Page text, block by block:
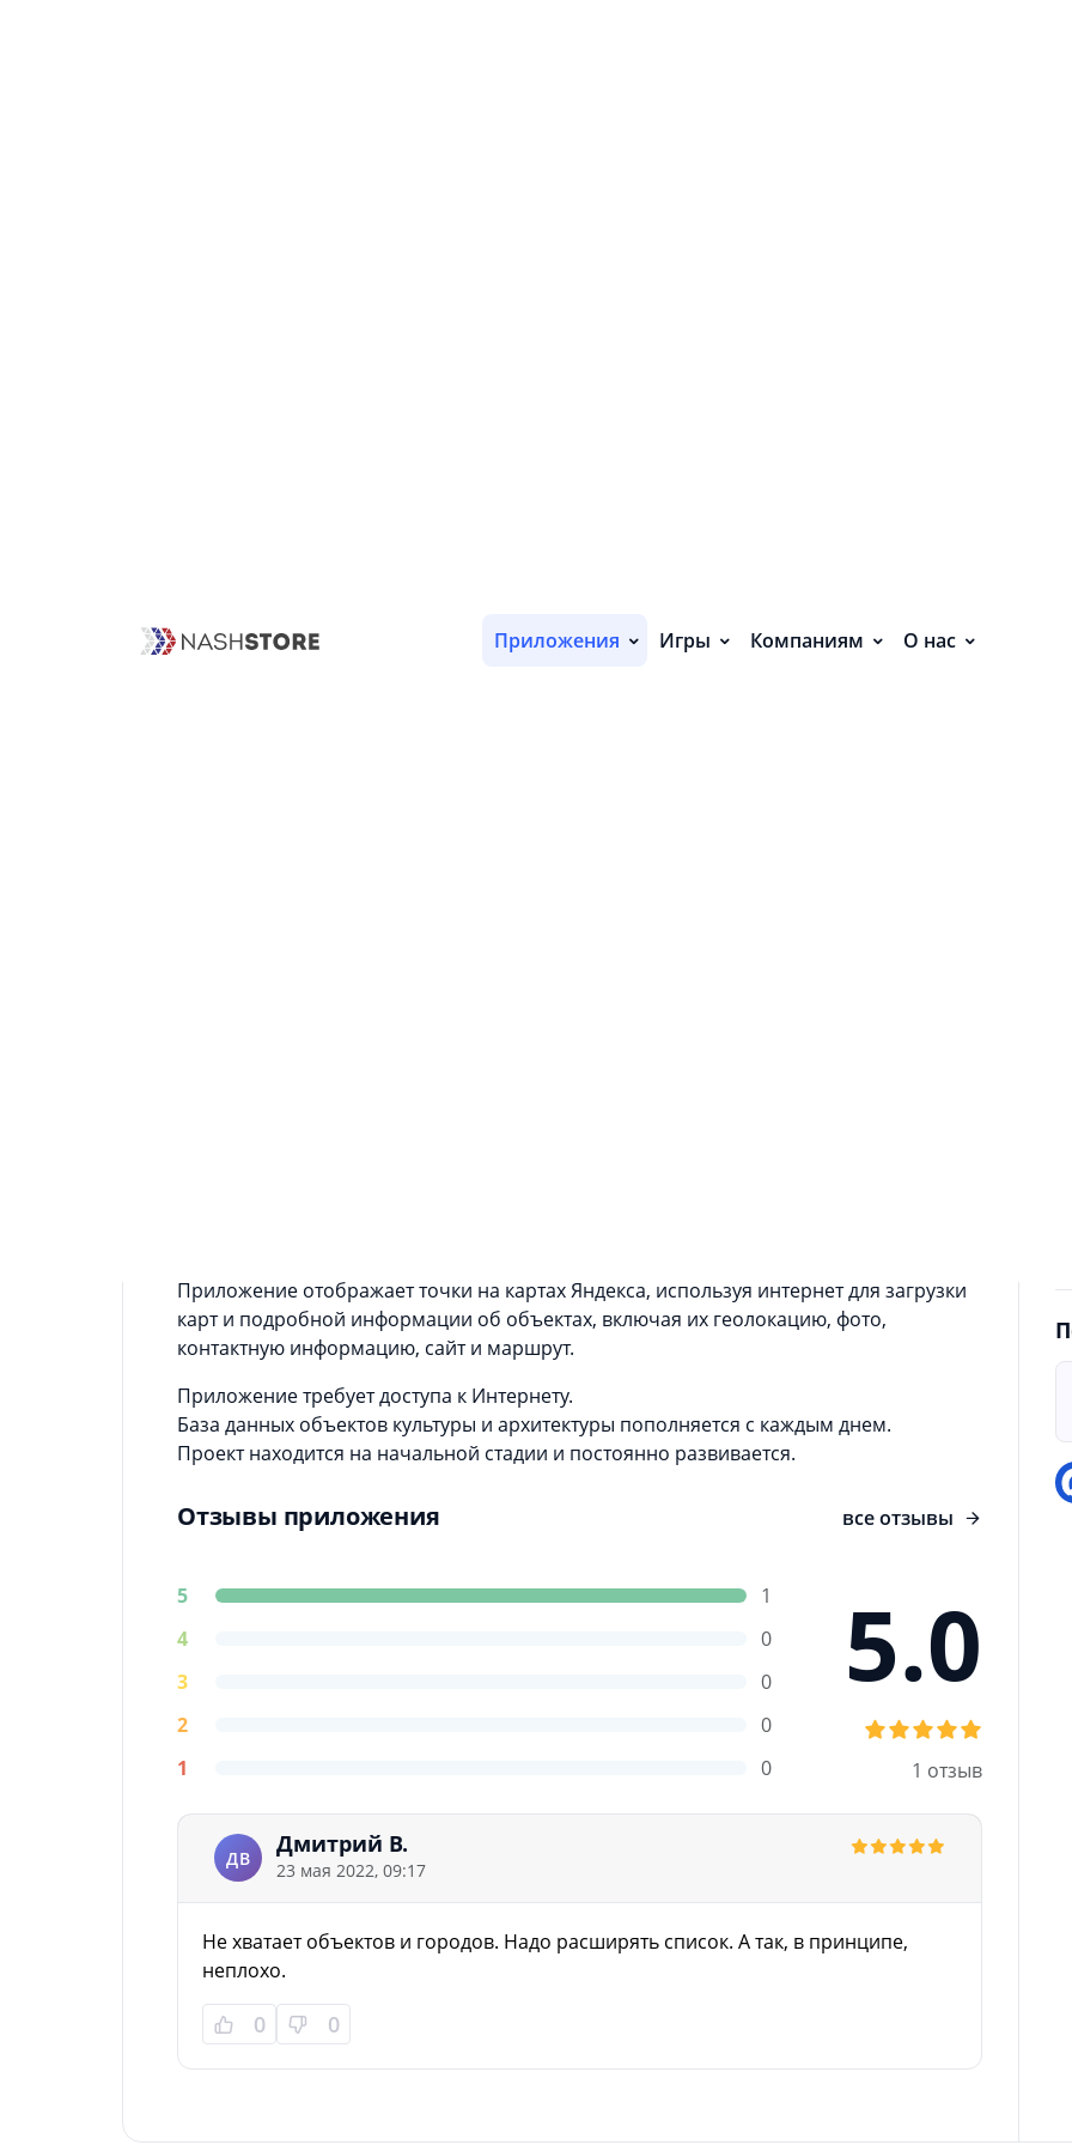
Приложения Игры Компаниям О нас
Приложение отображает точки на картах Яндекса, используя интернет для загрузки
карт и подробной информации об объектах, включая их геолокацию, фото,
контактную информацию, сайт и маршрут.
Приложение требует доступа к Интернету.
База данных объектов культуры и архитектуры пополняется с каждым днем.
Проект находится на начальной стадии и постоянно развивается.
Отзывы приложения все отзывы
5
1
4
0
3
0
2
0
1
0
5.0
1 отзыв
ДВ
Дмитрий В.
23 мая 2022, 09:17
Не хватает объектов и городов. Надо расширять список. А так, в принципе,
неплохо.
0 0